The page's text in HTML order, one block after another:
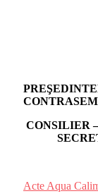
Acte Aqua